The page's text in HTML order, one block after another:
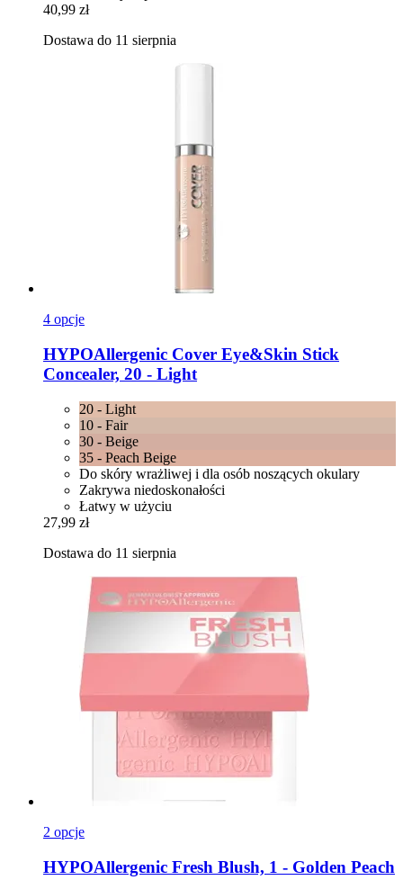
40,99 zł
Dostawa do 11 sierpnia
4 opcje
HYPOAllergenic Cover Eye&Skin Stick
Concealer, 20 -​ Light
20 - Light
10 - Fair
30 - Beige
35 - Peach Beige
Do skóry wrażliwej i dla osób noszących okulary
Zakrywa niedoskonałości
Łatwy w użyciu
27,99 zł
Dostawa do 11 sierpnia
2 opcje
HYPOAllergenic Fresh Blush, 1 -​ Golden Peach